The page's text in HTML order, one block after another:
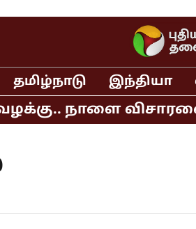
தமிழ்நாடு இந்தியா
நாளை